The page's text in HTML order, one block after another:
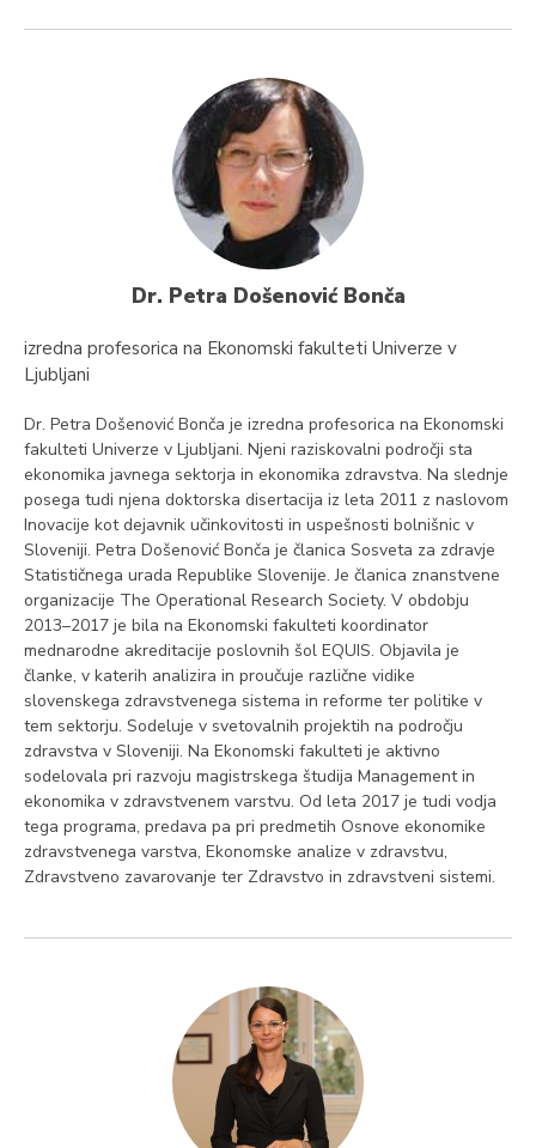
Dr. Petra Došenović Bonča
izredna profesorica na Ekonomski fakulteti Univerze v
Ljubljani
Dr. Petra Došenović Bonča je izredna profesorica na Ekonomski
fakulteti Univerze v Ljubljani. Njeni raziskovalni področji sta
ekonomika javnega sektorja in ekonomika zdravstva. Na slednje
posega tudi njena doktorska disertacija iz leta 2011 z naslovom
Inovacije kot dejavnik učinkovitosti in uspešnosti bolnišnic v
Sloveniji. Petra Došenović Bonča je članica Sosveta za zdravje
Statističnega urada Republike Slovenije. Je članica znanstvene
organizacije The Operational Research Society. V obdobju
2013–2017 je bila na Ekonomski fakulteti koordinator
mednarodne akreditacije poslovnih šol EQUIS. Objavila je
članke, v katerih analizira in proučuje različne vidike
slovenskega zdravstvenega sistema in reforme ter politike v
tem sektorju. Sodeluje v svetovalnih projektih na področju
zdravstva v Sloveniji. Na Ekonomski fakulteti je aktivno
sodelovala pri razvoju magistrskega študija Management in
ekonomika v zdravstvenem varstvu. Od leta 2017 je tudi vodja
tega programa, predava pa pri predmetih Osnove ekonomike
zdravstvenega varstva, Ekonomske analize v zdravstvu,
Zdravstveno zavarovanje ter Zdravstvo in zdravstveni sistemi.